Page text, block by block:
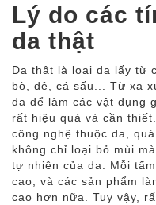
Lý do các
da thật
Da thật là loại da lấy từ
bò, dê, cá sấu... Từ xa
da để làm các vật dụng
rất hiệu quả và cần
công nghệ thuộc da,
không chỉ loại bỏ mùi
tự nhiên của da. Mỗi
cao, và các sản phẩm
cao hơn nữa. Tuy vậy,